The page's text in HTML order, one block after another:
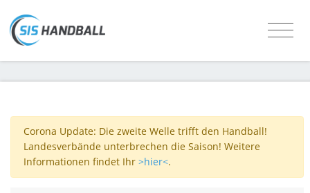
Corona Update: Die zweite Welle trifft den Handball!
Landesverbände unterbrechen die Saison! Weitere
Informationen findet Ihr >hier<.